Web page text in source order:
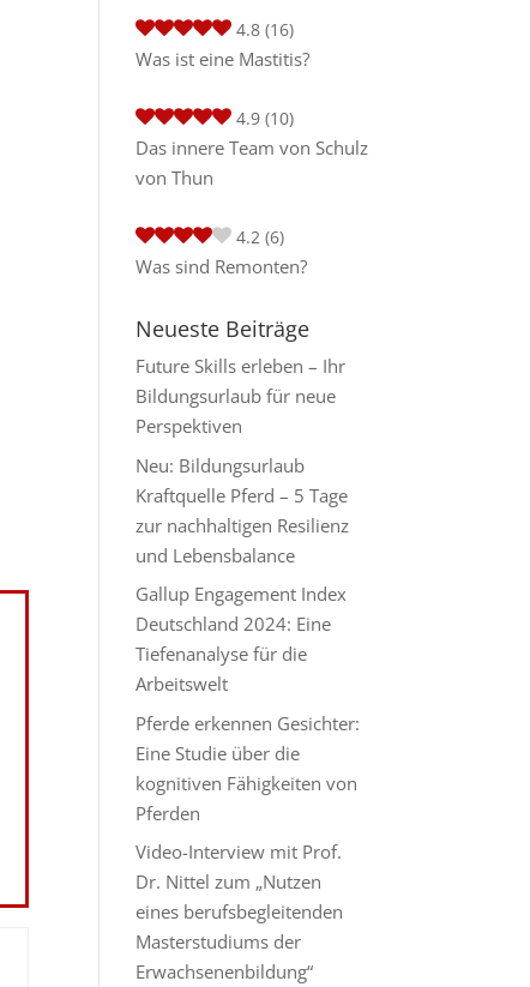
4.8 (16)
Was ist eine Mastitis?
4.9 (10)
Das innere Team von Schulz
von Thun
4.2 (6)
Was sind Remonten?
Neueste Beiträge
Future Skills erleben – Ihr
Bildungsurlaub für neue
Perspektiven
Neu: Bildungsurlaub
Kraftquelle Pferd – 5 Tage
zur nachhaltigen Resilienz
und Lebensbalance
Gallup Engagement Index
Deutschland 2024: Eine
Tiefenanalyse für die
Arbeitswelt
Pferde erkennen Gesichter:
Eine Studie über die
kognitiven Fähigkeiten von
Pferden
Video-Interview mit Prof.
Dr. Nittel zum „Nutzen
eines berufsbegleitenden
Masterstudiums der
Erwachsenenbildung“